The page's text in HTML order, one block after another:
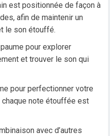
est positionnée de façon à
afin de maintenir un
le son étouffé.
pour explorer
et trouver le son qui
pour perfectionner votre
note étouffée est
avec d’autres